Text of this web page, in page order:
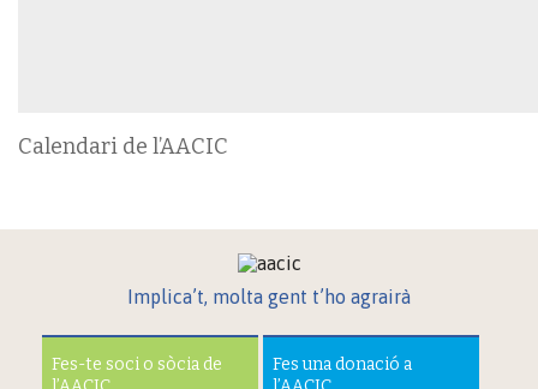
Calendari de l’AACIC
Implica’t, molta gent t’ho agrairà
Fes-te soci o sòcia de
Fes una donació a